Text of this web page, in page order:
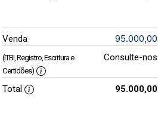
Venda 95.000,00
(ITBI, Registro, Escritura e
Certidões)
Consulte-nos
Total 95.000,00